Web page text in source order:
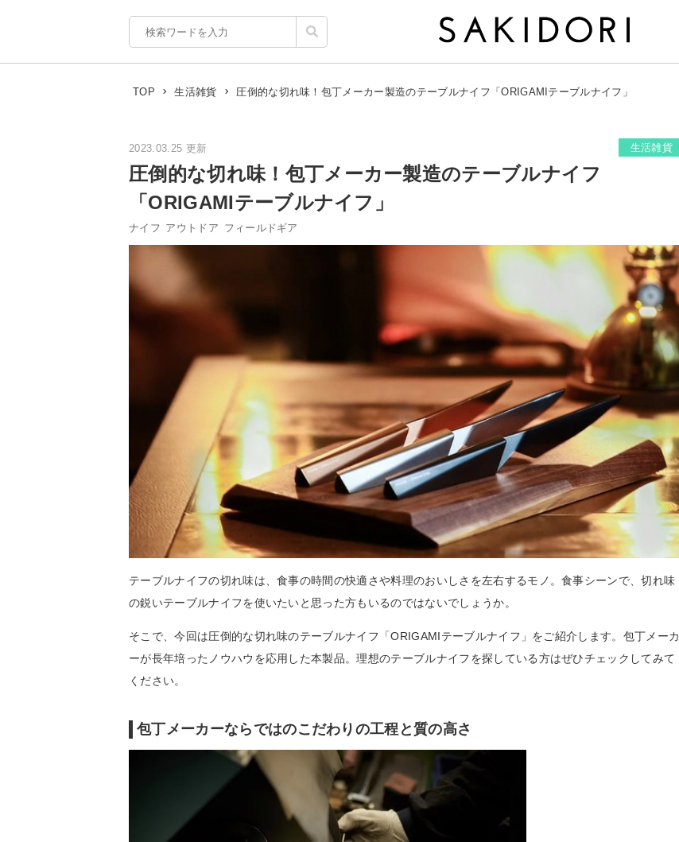
TOP 生活雑貨 圧倒的な切れ味！包丁メーカー製造のテーブルナイフ「ORIGAMIテーブルナイフ」
2023.03.25 更新 生活雑貨
圧倒的な切れ味！包丁メーカー製造のテーブルナイフ
「ORIGAMIテーブルナイフ」
ナイフ アウトドア フィールドギア
テーブルナイフの切れ味は、食事の時間の快適さや料理のおいしさを左右するモノ。食事シーンで、切れ味
の鋭いテーブルナイフを使いたいと思った方もいるのではないでしょうか。
そこで、今回は圧倒的な切れ味のテーブルナイフ「ORIGAMIテーブルナイフ」をご紹介します。包丁メーカ
ーが長年培ったノウハウを応用した本製品。理想のテーブルナイフを探している方はぜひチェックしてみて
ください。
包丁メーカーならではのこだわりの工程と質の高さ